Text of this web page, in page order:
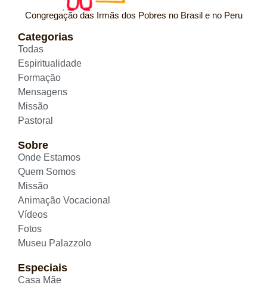
Congregação das Irmãs dos Pobres no Brasil e no Peru
Categorias
Todas
Espiritualidade
Formação
Mensagens
Missão
Pastoral
Sobre
Onde Estamos
Quem Somos
Missão
Animação Vocacional
Vídeos
Fotos
Museu Palazzolo
Especiais
Casa Mãe